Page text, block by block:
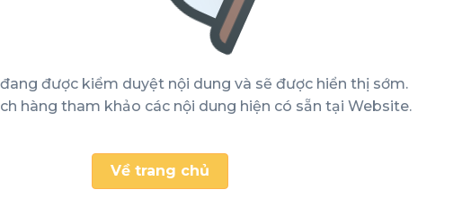
được kiểm duyệt nội dung và sẽ được hiển thị sớm.
hàng tham khảo các nội dung hiện có sẵn tại Website.
Về trang chủ